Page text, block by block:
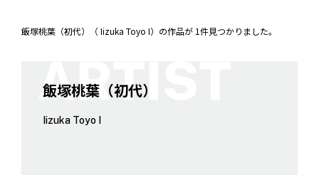
飯塚桃葉（初代）（ Iizuka Toyo I）の作品が 1件見つかりました。
飯塚桃葉（初代）
Iizuka Toyo I